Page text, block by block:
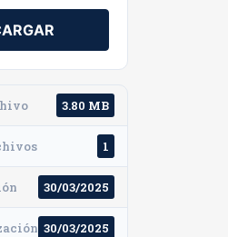
3.80 MB
1
30/03/2025
30/03/2025